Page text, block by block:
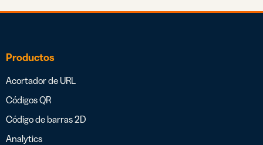
Productos
Acortador de URL
Códigos QR
Código de barras 2D
Analytics